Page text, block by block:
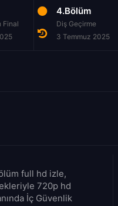
Final
4.Bölüm
Diş Geçirme
3 Temmuz 2025
full hd izle,
720p hd
İç Güvenlik